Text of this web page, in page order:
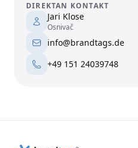
DIREKTAN KONTAKT
Jari Klose
Osnivač
info@brandtags.de
+49 151 24039748